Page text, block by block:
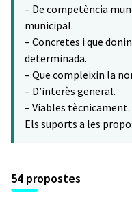
– De competència
municipal.
– Concretes i que
determinada.
– Que compleixin la
– D’interès general.
– Viables tècnicament.
Els suports a les
54 propostes